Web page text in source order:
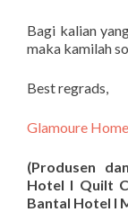
Bagi kalian
maka kamilah
Best regrads,
Glamoure Home
(Produsen
Hotel I Quilt
Bantal Hotel I